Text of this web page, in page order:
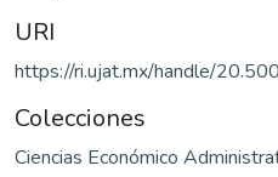
URI
https://ri.ujat.mx/handle/
Colecciones
Ciencias Económico